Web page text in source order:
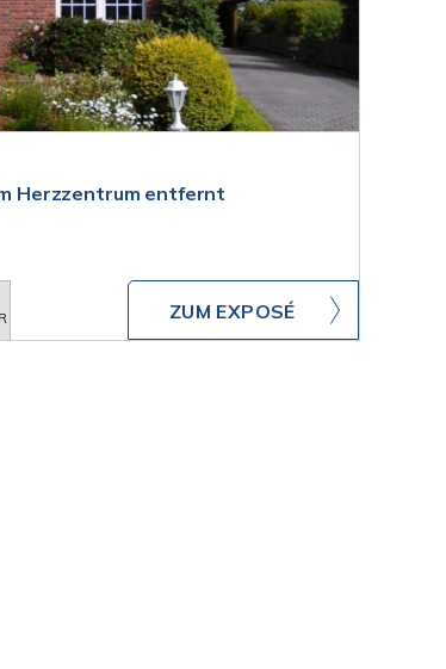
Herzzentrum entfernt
ZUM EXPOSÉ